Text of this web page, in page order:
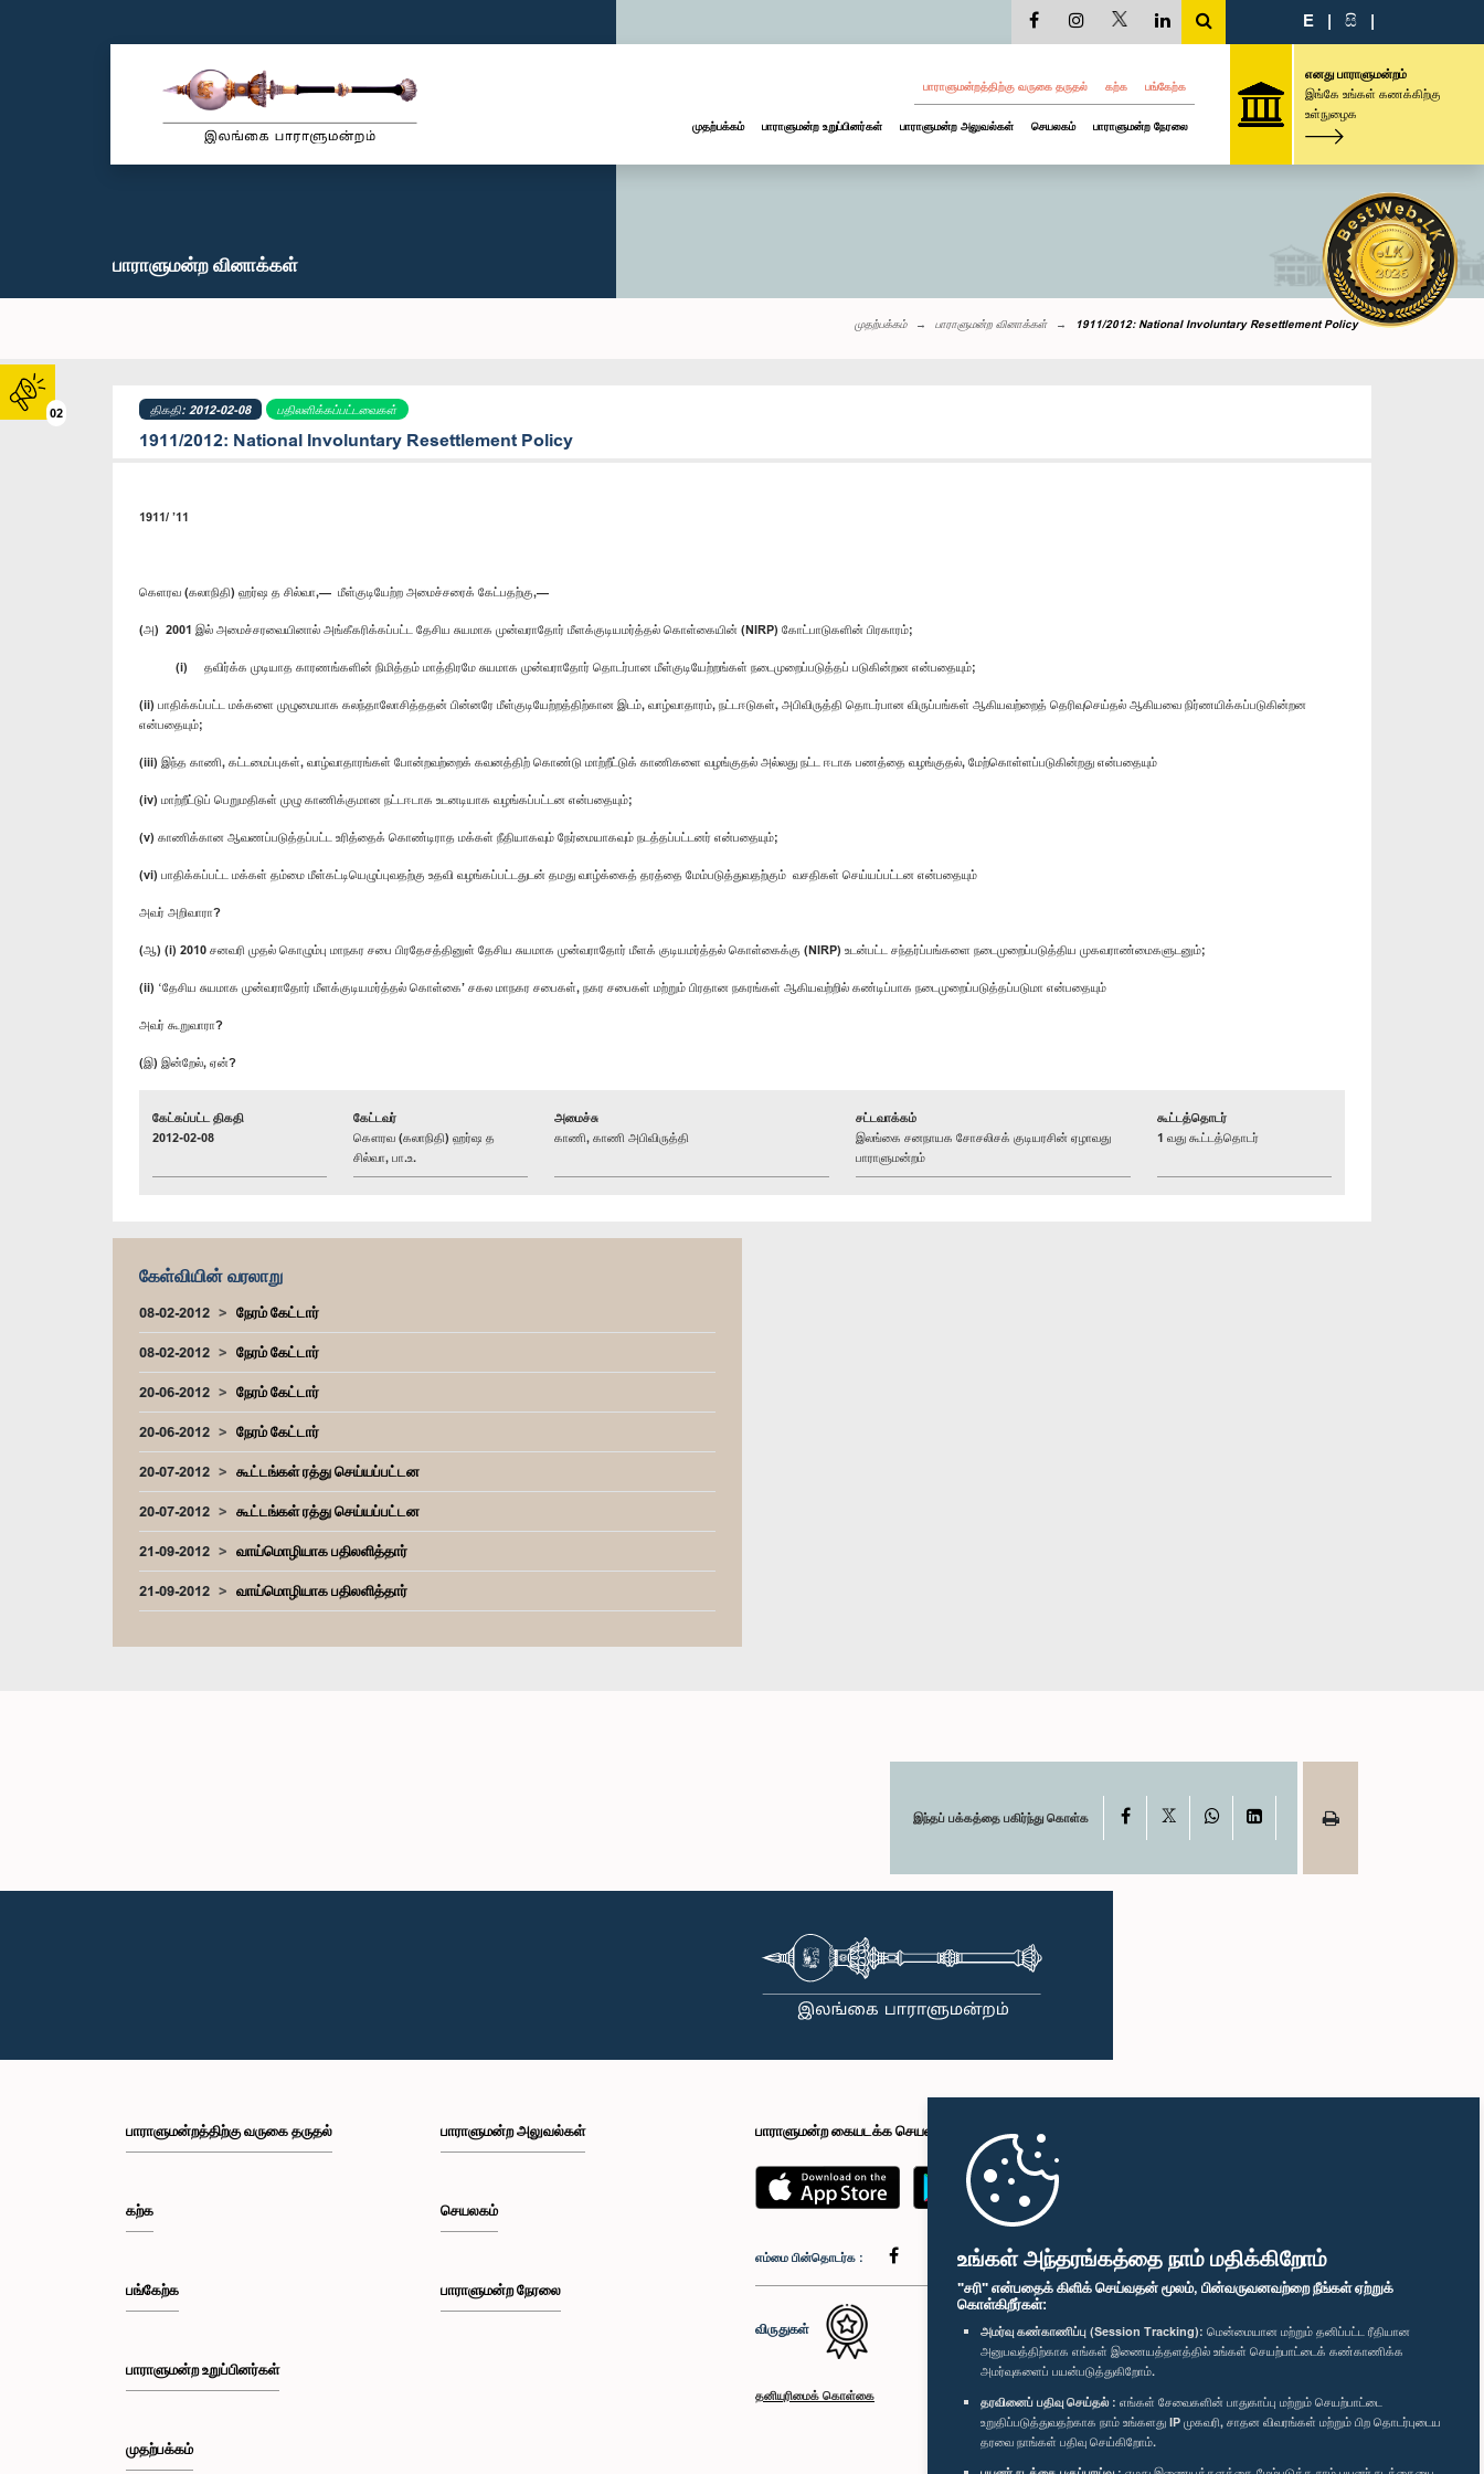
உங்கள் அந்தரங்கத்தை நாம் மதிக்கிறோம்
"சரி" என்பதைக் கிளிக் செய்வதன் மூலம், பின்வருவனவற்றை நீங்கள் ஏற்றுக்
கொள்கிறீர்கள்:
அமர்வு கண்காணிப்பு (Session Tracking): மென்மையான மற்றும் தனிப்பட்ட ரீதியான
அனுபவத்திற்காக எங்கள் இணையத்தளத்தில் உங்கள் செயற்பாட்டைக் கண்காணிக்க
அமர்வுகளைப் பயன்படுத்துகிறோம்.
தரவினைப் பதிவு செய்தல் : எங்கள் சேவைகளின் பாதுகாப்பு மற்றும் செயற்பாட்டை
உறுதிப்படுத்துவதற்காக நாம் உங்களது IP முகவரி, சாதன விவரங்கள் மற்றும் பிற தொடர்புடைய
தரவை நாங்கள் பதிவு செய்கிறோம்.
02
E | සි |
பாராளுமன்றத்திற்கு வருகை தருதல் கற்க பங்கேற்க
முதற்பக்கம் பாராளுமன்ற உறுப்பினர்கள் பாராளுமன்ற அலுவல்கள் செயலகம் பாராளுமன்ற நேரலை
எனது பாராளுமன்றம்
இங்கே உங்கள் கணக்கிற்கு
உள்நுழைக
பாராளுமன்ற வினாக்கள்
முதற்பக்கம் பாராளுமன்ற வினாக்கள் 1911/2012: National Involuntary Resettlement Policy
திகதி: 2012-02-08 பதிலளிக்கப்பட்டவைகள்
1911/2012: National Involuntary Resettlement Policy
1911/ ’11
கெளரவ (கலாநிதி) ஹர்ஷ த சில்வா,— மீள்குடியேற்ற அமைச்சரைக் கேட்பதற்கு,—
(அ) 2001 இல் அமைச்சரவையினால் அங்கீகரிக்கப்பட்ட தேசிய சுயமாக முன்வராதோர் மீளக்குடியமர்த்தல் கொள்கையின் (NIRP) கோட்பாடுகளின் பிரகாரம்;
(i) தவிர்க்க முடியாத காரணங்களின் நிமித்தம் மாத்திரமே சுயமாக முன்வராதோர் தொடர்பான மீள்குடியேற்றங்கள் நடைமுறைப்படுத்தப் படுகின்றன என்பதையும்;
(ii) பாதிக்கப்பட்ட மக்களை முழுமையாக கலந்தாலோசித்ததன் பின்னரே மீள்குடியேற்றத்திற்கான இடம், வாழ்வாதாரம், நட்டஈடுகள், அபிவிருத்தி தொடர்பான விருப்பங்கள் ஆகியவற்றைத் தெரிவுசெய்தல் ஆகியவை நிர்ணயிக்கப்படுகின்றன
என்பதையும்;
(iii) இந்த காணி, கட்டமைப்புகள், வாழ்வாதாரங்கள் போன்றவற்றைக் கவனத்திற் கொண்டு மாற்றீட்டுக் காணிகளை வழங்குதல் அல்லது நட்ட ஈடாக பணத்தை வழங்குதல், மேற்கொள்ளப்படுகின்றது என்பதையும்
(iv) மாற்றீட்டுப் பெறுமதிகள் முழு காணிக்குமான நட்டஈடாக உடனடியாக வழங்கப்பட்டன என்பதையும்;
(v) காணிக்கான ஆவணப்படுத்தப்பட்ட உரித்தைக் கொண்டிராத மக்கள் நீதியாகவும் நேர்மையாகவும் நடத்தப்பட்டனர் என்பதையும்;
(vi) பாதிக்கப்பட்ட மக்கள் தம்மை மீள்கட்டியெழுப்புவதற்கு உதவி வழங்கப்பட்டதுடன் தமது வாழ்க்கைத் தரத்தை மேம்படுத்துவதற்கும் வசதிகள் செய்யப்பட்டன என்பதையும்
அவர் அறிவாரா?
(ஆ) (i) 2010 சனவரி முதல் கொழும்பு மாநகர சபை பிரதேசத்தினுள் தேசிய சுயமாக முன்வராதோர் மீளக் குடியமர்த்தல் கொள்கைக்கு (NIRP) உடன்பட்ட சந்தர்ப்பங்களை நடைமுறைப்படுத்திய முகவராண்மைகளுடனும்;
(ii) ‘தேசிய சுயமாக முன்வராதோர் மீளக்குடியமர்த்தல் கொள்கை’ சகல மாநகர சபைகள், நகர சபைகள் மற்றும் பிரதான நகரங்கள் ஆகியவற்றில் கண்டிப்பாக நடைமுறைப்படுத்தப்படுமா என்பதையும்
அவர் கூறுவாரா?
(இ) இன்றேல், ஏன்?
கேட்கப்பட்ட திகதி
2012-02-08
கேட்டவர்
கௌரவ (கலாநிதி) ஹர்ஷ த
சில்வா, பா.உ.
அமைச்சு
காணி, காணி அபிவிருத்தி
சட்டவாக்கம்
இலங்கை சனநாயக சோசலிசக் குடியரசின் ஏழாவது
பாராளுமன்றம்
கூட்டத்தொடர்
1 வது கூட்டத்தொடர்
கேள்வியின் வரலாறு
08-02-2012
நேரம் கேட்டார்
08-02-2012
நேரம் கேட்டார்
20-06-2012
நேரம் கேட்டார்
20-06-2012
நேரம் கேட்டார்
20-07-2012
கூட்டங்கள் ரத்து செய்யப்பட்டன
20-07-2012
கூட்டங்கள் ரத்து செய்யப்பட்டன
21-09-2012
வாய்மொழியாக பதிலளித்தார்
21-09-2012
வாய்மொழியாக பதிலளித்தார்
இந்தப் பக்கத்தை பகிர்ந்து கொள்க Facebook WhatsAppLinkedIn
பாராளுமன்றத்திற்கு வருகை தருதல்
கற்க
பங்கேற்க
பாராளுமன்ற உறுப்பினர்கள்
முதற்பக்கம்
பாராளுமன்ற அலுவல்கள்
செயலகம்
பாராளுமன்ற நேரலை
பாராளுமன்ற கையடக்க செயலி
எம்மை பின்தொடர்க :
விருதுகள்
தனியுரிமைக் கொள்கை